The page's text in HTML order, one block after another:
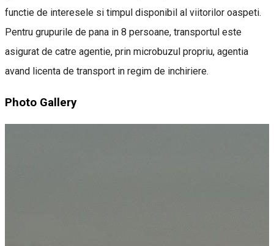
functie de interesele si timpul disponibil al viitorilor oaspeti.
Pentru grupurile de pana in 8 persoane, transportul este
asigurat de catre agentie, prin microbuzul propriu, agentia
avand licenta de transport in regim de inchiriere.
Photo Gallery